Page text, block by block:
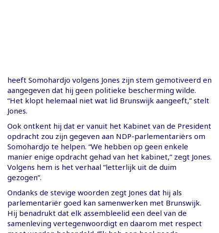
heeft Somohardjo volgens Jones zijn stem gemotiveerd en
aangegeven dat hij geen politieke bescherming wilde.
“Het klopt helemaal niet wat lid Brunswijk aangeeft,” stelt
Jones.
Ook ontkent hij dat er vanuit het Kabinet van de President
opdracht zou zijn gegeven aan NDP-parlementariërs om
Somohardjo te helpen. “We hebben op geen enkele
manier enige opdracht gehad van het kabinet,” zegt Jones.
Volgens hem is het verhaal “letterlijk uit de duim
gezogen”.
Ondanks de stevige woorden zegt Jones dat hij als
parlementariër goed kan samenwerken met Brunswijk.
Hij benadrukt dat elk assembleelid een deel van de
samenleving vertegenwoordigt en daarom met respect